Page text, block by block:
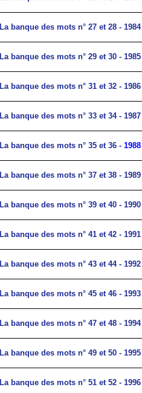
La banque des mots n° 27 et 28 -1984
La banque des mots n° 29 et 30 -1985
La banque des mots n° 31 et 32 -1986
La banque des mots n° 33 et 34 -1987
La banque des mots n° 35 et 36 -1988
La banque des mots n° 37 et 38 -1989
La banque des mots n° 39 et 40 -1990
La banque des mots n° 41 et 42 - 1991
La banque des mots n° 43 et 44 - 1992
La banque des mots n° 45 et 46 - 1993
La banque des mots n° 47 et 48 - 1994
La banque des mots n° 49 et 50 - 1995
La banque des mots n° 51 et 52 - 1996